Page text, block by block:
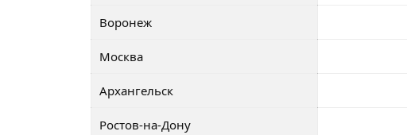
Воронеж
Москва
Архангельск
Ростов-на-Дону